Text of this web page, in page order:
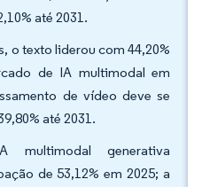
até 2031.
o texto liderou com 44,20%
de IA multimodal em
de vídeo deve se
até 2031.
generativa
de 53,12% em 2025; a